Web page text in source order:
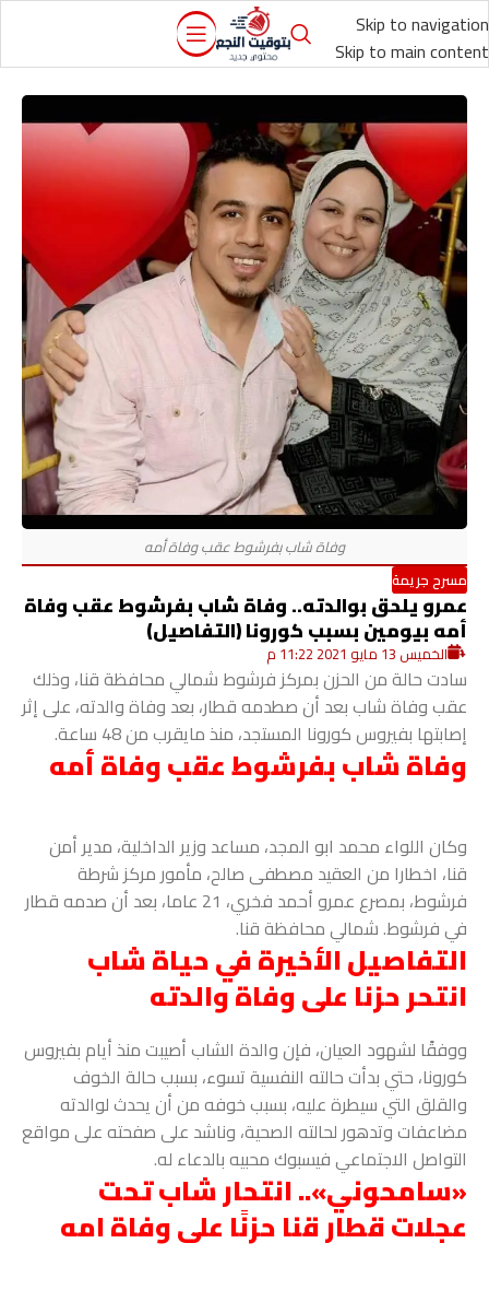
Skip to navigation
Skip to main content
مسرح جريمة
عمرو يلحق بوالدته.. وفاة شاب بفرشوط عقب وفاة
أمه بيومين بسبب كورونا (التفاصيل)
الخميس 13 مايو 2021 11:22 م
سادت حالة من الحزن بمركز فرشوط شمالي محافظة قنا، وذلك
عقب وفاة شاب بعد أن صطدمه قطار، بعد وفاة والدته، على إثر
إصابتها بفيروس كورونا المستجد، منذ مايقرب من 48 ساعة.
وفاة شاب بفرشوط عقب وفاة أمه
وكان اللواء محمد ابو المجد، مساعد وزير الداخلية، مدير أمن
قنا، اخطارا من العقيد مصطفى صالح، مأمور مركز شرطة
فرشوط، بمصرع عمرو أحمد فخري، 21 عاما، بعد أن صدمه قطار
في فرشوط. شمالي محافظة قنا.
التفاصيل الأخيرة في حياة شاب
انتحر حزنا على وفاة والدته
ووفقًا لشهود العيان، فإن والدة الشاب أصيبت منذ أيام بفيروس
كورونا، حتي بدأت حالته النفسية تسوء، بسبب حالة الخوف
والقلق التي سيطرة عليه، بسبب خوفه من أن يحدث لوالدته
مضاعفات وتدهور لحالته الصحية، وناشد على صفحته على مواقع
التواصل الاجتماعي فيسبوك محبيه بالدعاء له.
«سامحوني».. انتحار شاب تحت
عجلات قطار قنا حزنًا على وفاة امه